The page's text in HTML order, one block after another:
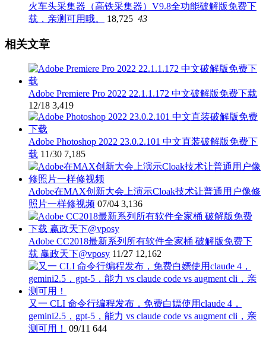
火车头采集器（高铁采集器）V9.8全功能破解版免费下
载，亲测可用哦。
18,725 43
相关文章
Adobe Premiere Pro 2022 22.1.1.172 中文破解版免费下载
12/18 3,419
Adobe Photoshop 2022 23.0.2.101 中文直装破解版免费下
载 11/30 7,185
Adobe在MAX创新大会上演示Cloak技术让普通用户像修
照片一样修视频 07/04 3,136
Adobe CC2018最新系列所有软件全家桶 破解版免费下
载 赢政天下@vposy 11/27 12,162
又一 CLI 命令行编程发布，免费白嫖使用claude 4，
gemini2.5，gpt-5，能力 vs claude code vs augment cli，亲
测可用！
09/11 644